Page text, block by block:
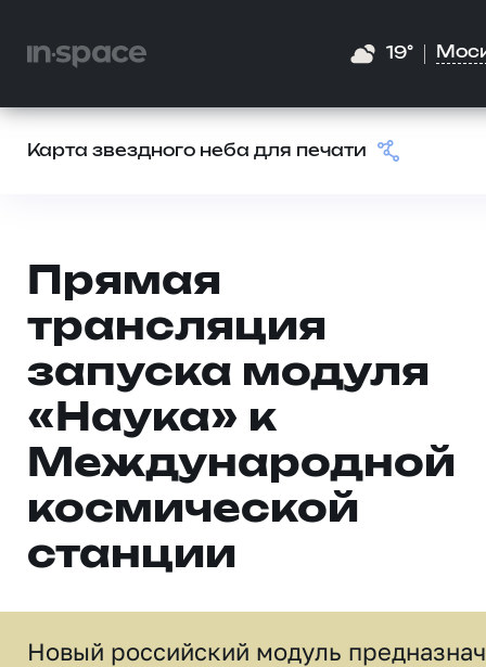
19°
Карта звездного неба для печати
Прямая
трансляция
запуска модуля
«Наука» к
Международной
космической
станции
Новый российский модуль